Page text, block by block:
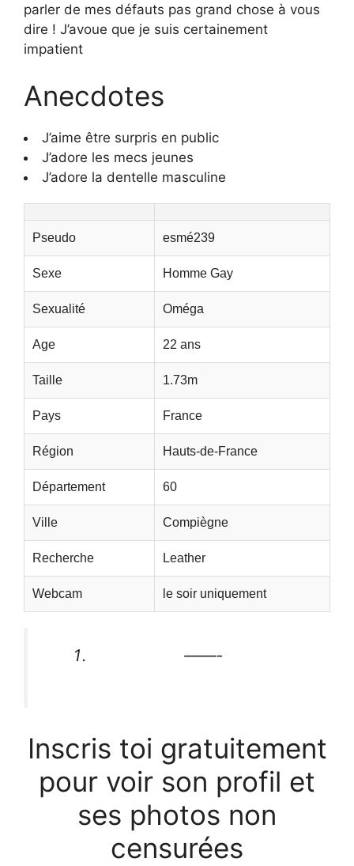
parler de mes défauts pas grand chose à vous
dire ! J’avoue que je suis certainement
impatient
Anecdotes
J’aime être surpris en public
J’adore les mecs jeunes
J’adore la dentelle masculine
Pseudo esmé239
Sexe Homme Gay
Sexualité Oméga
Age 22 ans
Taille 1.73m
Pays France
Région Hauts-de-France
Département 60
Ville Compiègne
Recherche Leather
Webcam le soir uniquement
——-
Inscris toi gratuitement
pour voir son profil et
ses photos non
censurées